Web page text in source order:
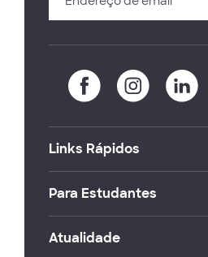
Links Rápidos
Para Estudantes
Atualidade